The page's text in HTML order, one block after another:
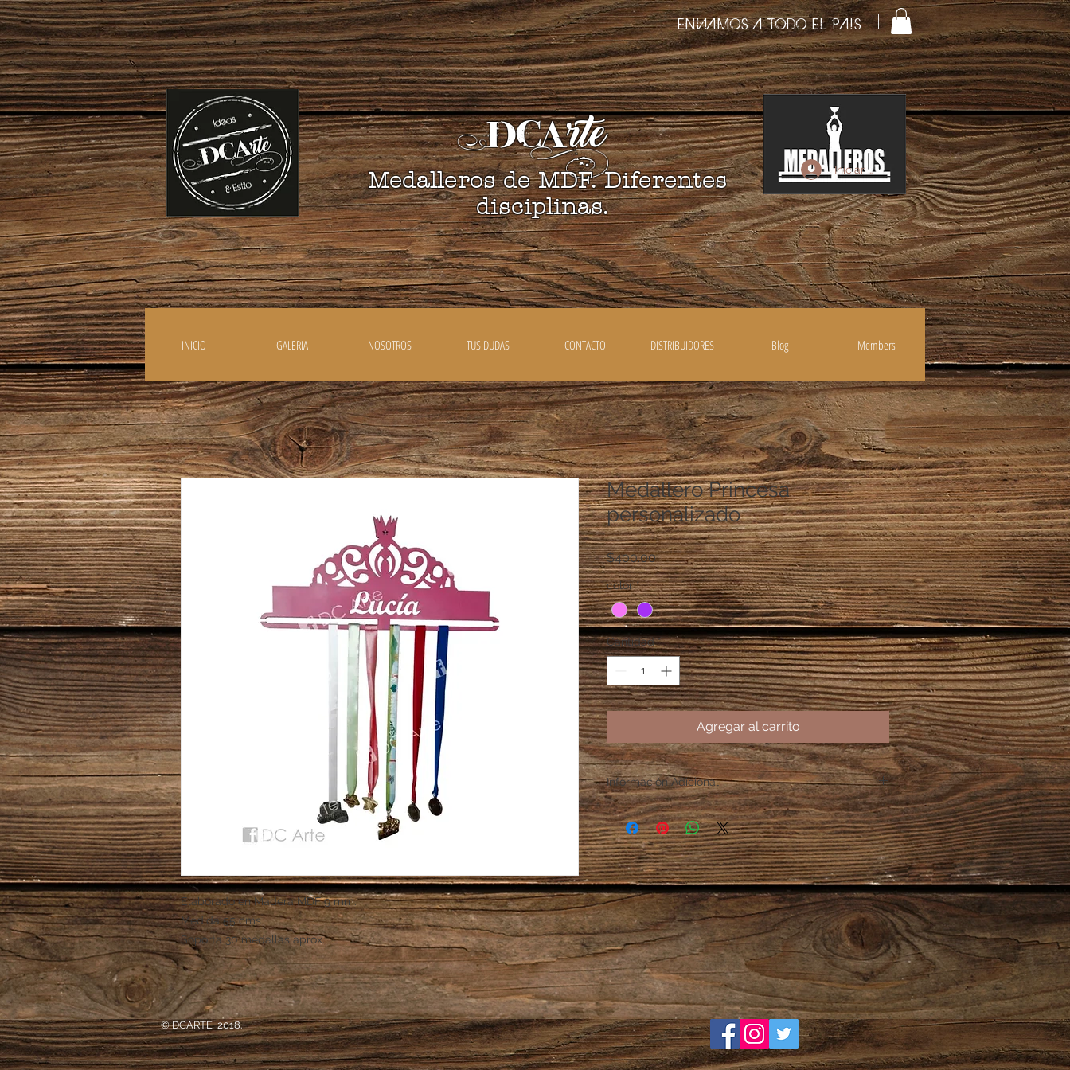
ENVIAMOS A TODO EL PAIS
DCArte
Medalleros de MDF. Diferentes
disciplinas.
Iniciar sesión
INICIO GALERIA NOSOTROS TUS DUDAS CONTACTO DISTRIBUIDORES Blog Members
Elaborado en Madera MDF 9 mm.
Medida 55 cms
Soporta 30 medallas aprox.
Medallero Princesa
personalizado
$400.00Precio
color *
Cantidad *
Agregar al carrito
Información Adicional
Tiempo de producción 10 días hábiles.
En caso de pedidos personalizados te pedimos estés
atento a tu correo electrónico, por este medio te
enviaremos el diseño para que lo autorices antes de
enviarlo a producción. No se manda a producción sin
autorización.
Los productos situados en la categoría Modelos
Disponibles pueden variar de un día a otro.
Únicamente estos productos se envían una vez
verificado el pago del comprador.
Una vez finalizada la producción se envía por correo
electrónico la guía de rastreo de la mensajería.
El comprador es el responsable de rastrear su
paquete. DCArte no se hace responsable por fallas
© DCARTE 2018.